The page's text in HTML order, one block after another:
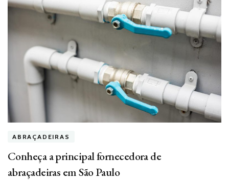
ABRAÇADEIRAS
Conheça a principal fornecedora de
abraçadeiras em São Paulo